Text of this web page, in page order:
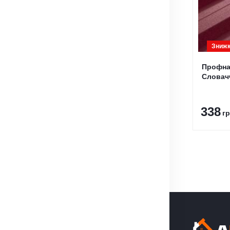
338